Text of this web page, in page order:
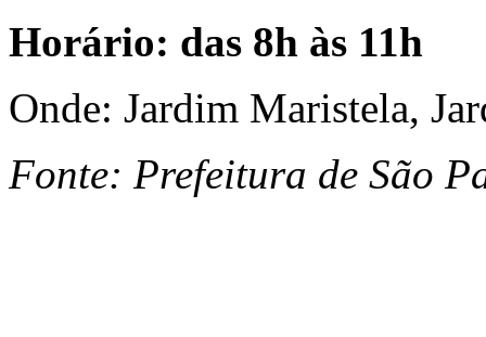
Horário: das 8h às 11h
Onde: Jardim Maristela,
Fonte: Prefeitura de São